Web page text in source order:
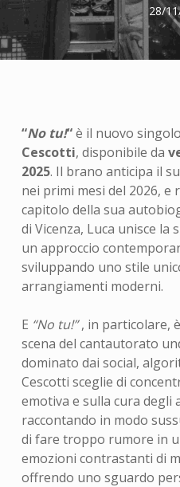
28/
“No tu!“è il nuovo
Cescotti, disponibile da
2025. Il brano anticipa il
nei primi mesi del 2026,
capitolo della sua
di Vicenza, Luca unisce la
un approccio
sviluppando uno stile
arrangiamenti moderni.
E “No tu!”, in particolare,
scena del cantautorato
dominato dai social,
Cescotti sceglie di
emotiva e sulla cura degli
raccontando in modo
di fare troppo rumore in
emozioni contrastanti di
offrendo uno sguardo